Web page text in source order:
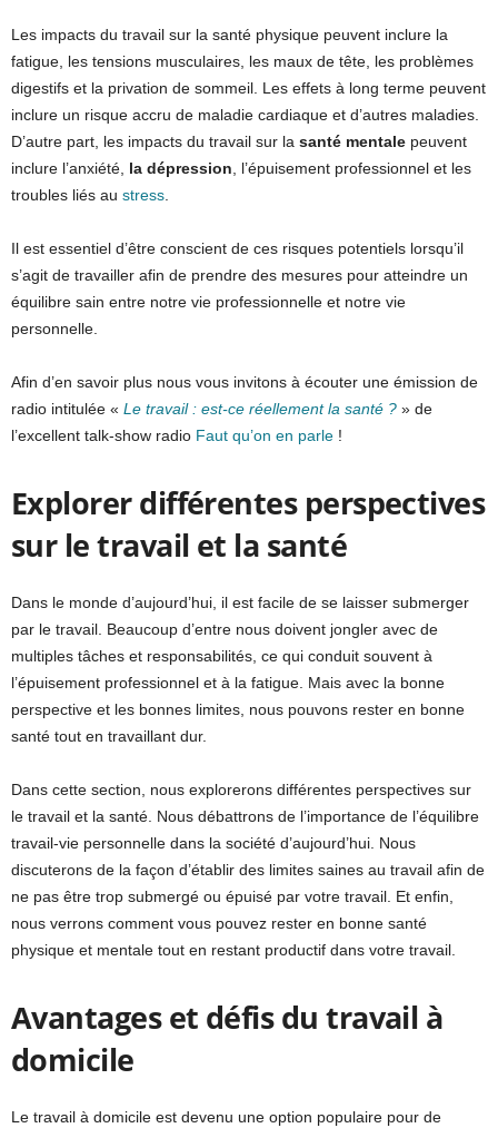
Les impacts du travail sur la santé physique peuvent inclure la
fatigue, les tensions musculaires, les maux de tête, les problèmes
digestifs et la privation de sommeil. Les effets à long terme peuvent
inclure un risque accru de maladie cardiaque et d’autres maladies.
D’autre part, les impacts du travail sur la santé mentale peuvent
inclure l’anxiété, la dépression, l’épuisement professionnel et les
troubles liés au stress.
Il est essentiel d’être conscient de ces risques potentiels lorsqu’il
s’agit de travailler afin de prendre des mesures pour atteindre un
équilibre sain entre notre vie professionnelle et notre vie
personnelle.
Afin d’en savoir plus nous vous invitons à écouter une émission de
radio intitulée « Le travail : est-ce réellement la santé ? » de
l’excellent talk-show radio Faut qu’on en parle !
Explorer différentes perspectives
sur le travail et la santé
Dans le monde d’aujourd’hui, il est facile de se laisser submerger
par le travail. Beaucoup d’entre nous doivent jongler avec de
multiples tâches et responsabilités, ce qui conduit souvent à
l’épuisement professionnel et à la fatigue. Mais avec la bonne
perspective et les bonnes limites, nous pouvons rester en bonne
santé tout en travaillant dur.
Dans cette section, nous explorerons différentes perspectives sur
le travail et la santé. Nous débattrons de l’importance de l’équilibre
travail-vie personnelle dans la société d’aujourd’hui. Nous
discuterons de la façon d’établir des limites saines au travail afin de
ne pas être trop submergé ou épuisé par votre travail. Et enfin,
nous verrons comment vous pouvez rester en bonne santé
physique et mentale tout en restant productif dans votre travail.
Avantages et défis du travail à
domicile
Le travail à domicile est devenu une option populaire pour de